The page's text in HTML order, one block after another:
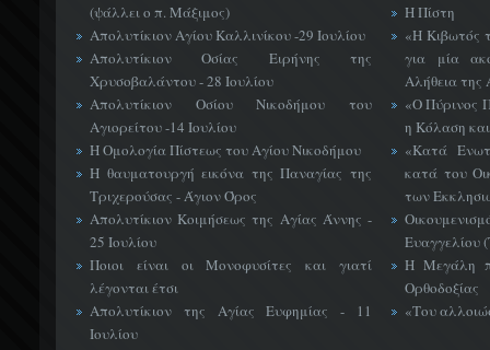
(ψάλλει ο π. Μάξιμος)
Απολυτίκιον Αγίου Καλλινίκου -29 Ιουλίου
Απολυτίκιον Οσίας Ειρήνης της
Χρυσοβαλάντου - 28 Ιουλίου
Απολυτίκιον Οσίου Νικοδήμου του
Αγιορείτου -14 Ιουλίου
Η Ομολογία Πίστεως του Αγίου Νικοδήμου
Η θαυματουργή εικόνα της Παναγίας της
Τριχερούσας - Άγιον Όρος
Απολυτίκιον Κοιμήσεως της Αγίας Άννης -
25 Ιουλίου
Ποιοι είναι οι Μονοφυσίτες και γιατί
λέγονται έτσι
Απολυτίκιον της Αγίας Ευφημίας - 11
Ιουλίου
Η Πίστη
«H Κιβωτός
για μία
Αλήθεια της
«Ο Πύρινος
η Κόλαση
«Κατά
κατά του
των
Ευαγγελίου
Η Μεγάλη
Ορθοδοξίας
«Του